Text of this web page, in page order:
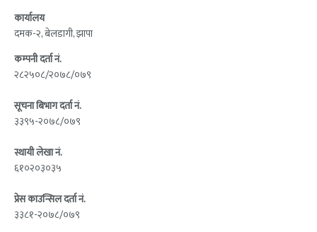
कार्यालय
दमक-२, बेलडागी, झापा
कम्पनी दर्ता नं.
२८२५०८/२०७८/०७९
सूचना बिभाग दर्ता नं.
३३९५-२०७८/०७९
स्थायी लेखा नं.
६१०२०३०३५
प्रेस काउन्सिल दर्ता नं.
३३८१-२०७८/०७९